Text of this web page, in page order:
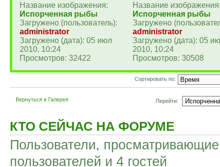
Название изображения:
Испорченная рыбы
Загружено (пользователь):
administrator
Загружено (дата): 05 июл
2010, 10:24
Просмотров: 32422
Название
Испорченная рыбы
Загружено
administrator
Загружено (дата): 05
2010, 10:24
Просмотров: 30508
Сортировать по:
Вернуться в Галерея Перейти:
КТО СЕЙЧАС НА ФОРУМЕ
Пользователи,
пользователей и 4 гостей